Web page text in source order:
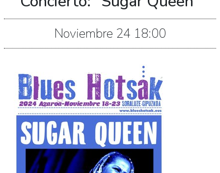
Queen"
24T19:00:00+01:00
2024-
24T20:30:00+01:00
Concierto
organizado
Noviembre 24 18:00